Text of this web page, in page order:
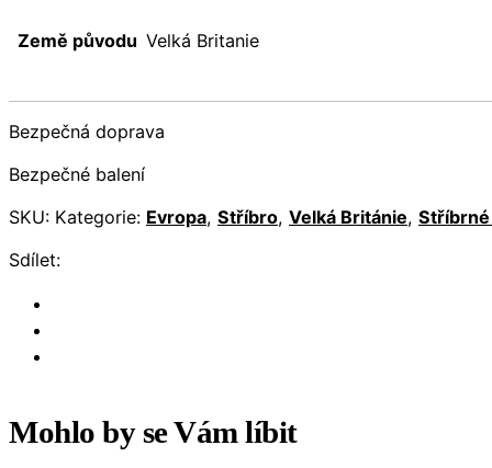
Země původu Velká Britanie
Bezpečná doprava
Bezpečné balení
SKU: Kategorie: Evropa, Stříbro, Velká Británie,
Sdílet:
Mohlo by se Vám líbit